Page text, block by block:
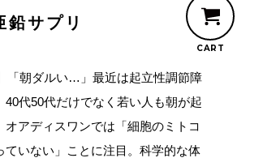
鉛サプリ
「朝ダルい…」最近は起立性調節障
代50代だけでなく若い人も朝が起
オアディスワンでは「細胞のミトコ
ていない」ことに注目。科学的な体